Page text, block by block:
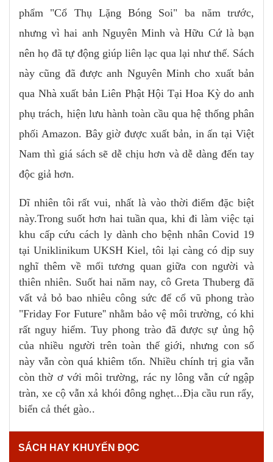
phẩm "Cổ Thụ Lặng Bóng Soi" ba năm trước,
nhưng vì hai anh Nguyên Minh và Hữu Cứ là bạn
nên họ đã tự động giúp liên lạc qua lại như thế. Sách
này cũng đã được anh Nguyên Minh cho xuất bản
qua Nhà xuất bản Liên Phật Hội Tại Hoa Kỳ do anh
phụ trách, hiện lưu hành toàn cầu qua hệ thống phân
phối Amazon. Bây giờ được xuất bản, in ấn tại Việt
Nam thì giá sách sẽ dễ chịu hơn và dễ dàng đến tay
độc giả hơn.
Dĩ nhiên tôi rất vui, nhất là vào thời điểm đặc biệt
này.Trong suốt hơn hai tuần qua, khi đi làm việc tại
khu cấp cứu cách ly dành cho bệnh nhân Covid 19
tại Uniklinikum UKSH Kiel, tôi lại càng có dịp suy
nghĩ thêm về mối tương quan giữa con người và
thiên nhiên. Suốt hai năm nay, cô Greta Thuberg đã
vất vả bỏ bao nhiêu công sức để cổ vũ phong trào
"Friday For Future'' nhằm bảo vệ môi trường, có khi
rất nguy hiểm. Tuy phong trào đã được sự ủng hộ
của nhiều người trên toàn thế giới, nhưng con số
này vẫn còn quá khiêm tốn. Nhiều chính trị gia vẫn
còn thờ ơ với môi trường, rác ny lông vẫn cứ ngập
tràn, xe cộ vẫn xả khói đông nghẹt...Địa cầu run rẩy,
biển cả thét gào..
SÁCH HAY KHUYẾN ĐỌC